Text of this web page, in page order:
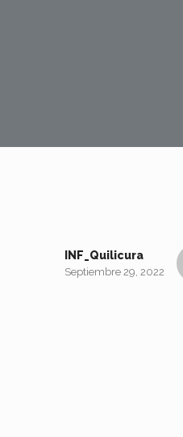
INF_Quilicura
Septiembre 29, 2022